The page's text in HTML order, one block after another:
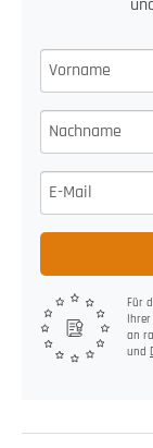
Für
an
und